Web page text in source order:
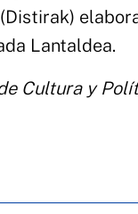
Lantaldea.
Cultura y